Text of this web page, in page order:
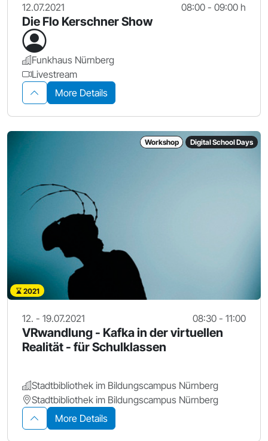
12.07.2021 08:00 - 09:00 h
Die Flo Kerschner Show
Funkhaus Nürnberg
Livestream
More Details
Workshop Digital School Days
2021
12. - 19.07.2021 08:30 - 11:00
VRwandlung - Kafka in der virtuellen
Realität - für Schulklassen
Stadtbibliothek im Bildungscampus Nürnberg
Stadtbibliothek im Bildungscampus Nürnberg
More Details